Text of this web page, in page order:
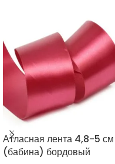
Атласная лента 4,8-5 см
(бабина) бордовый